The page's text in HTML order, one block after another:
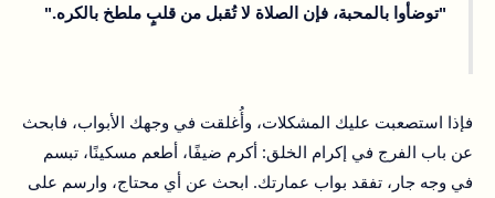
"توضأوا بالمحبة، فإن الصلاة لا تُقبل من قلبٍ ملطخ بالكره."
فإذا استصعبت عليك المشكلات، وأُغلقت في وجهك الأبواب، فابحث
عن باب الفرج في إكرام الخلق: أكرم ضيفًا، أطعم مسكينًا، تبسم
في وجه جار، تفقد بواب عمارتك. ابحث عن أي محتاج، وارسم على